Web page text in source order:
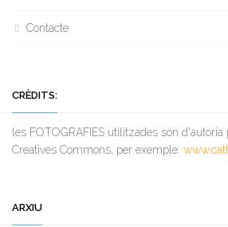
Contacte
CRÈDITS:
les FOTOGRAFIES utilitzades són
Creatives Commons, per exemple:
ARXIU